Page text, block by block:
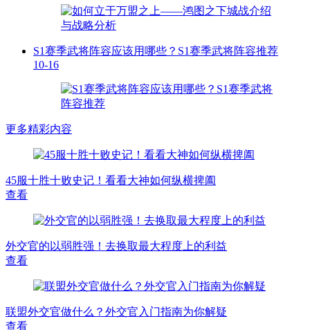
S1赛季武将阵容应该用哪些？S1赛季武将阵容推荐
10-16
更多精彩内容
45服十胜十败史记！看看大神如何纵横捭阖
查看
外交官的以弱胜强！去换取最大程度上的利益
查看
联盟外交官做什么？外交官入门指南为你解疑
查看